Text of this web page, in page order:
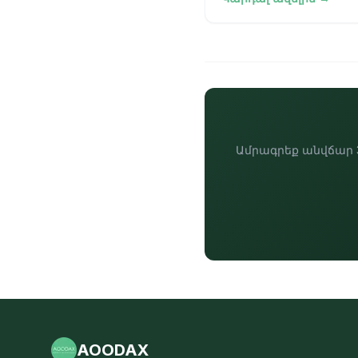
մասշտաբայնության
և մեծ
Ամրագրեք անվճար
AOODAX